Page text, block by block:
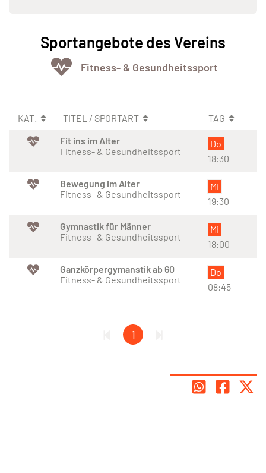
Sportangebote des Vereins
Fitness- & Gesundheitssport
KAT. TITEL / SPORTART
TAG
Fit ins im Alter
Fitness- & Gesundheitssport
Do
18:30
Bewegung im Alter
Fitness- & Gesundheitssport
Mi
19:30
Gymnastik für Männer
Fitness- & Gesundheitssport
Mi
18:00
Ganzkörpergymanstik ab 60
Fitness- & Gesundheitssport
Do
08:45
1